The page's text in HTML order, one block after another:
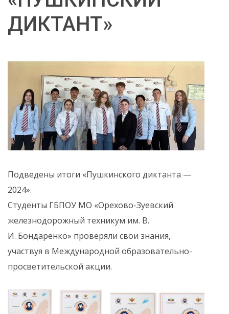
ДИКТАНТ»
Подведены итоги «Пушкинского диктанта —
2024».
Студенты ГБПОУ МО «Орехово-Зуевский
железнодорожный техникум им. В.
И. Бондаренко» проверяли свои знания,
участвуя в Международной образовательно-
просветительской акции.